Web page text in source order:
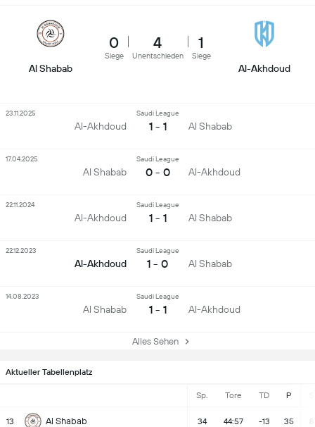
Aktueller Tabellenplatz
Sp. Tore TD P
13 Al Shabab 34 44:57 -13 35 8
Al Shabab
0
Siege
4
Unentschieden
1
Siege
Al-Akhdoud
Al-Akhdoud
Saudi League
1 - 1 Al Shabab
23.11.2025
Al Shabab
Saudi League
0 - 0 Al-Akhdoud
17.04.2025
Al-Akhdoud
Saudi League
1 - 1 Al Shabab
22.11.2024
Al-Akhdoud
Saudi League
1 - 0 Al Shabab
22.12.2023
Al Shabab
Saudi League
1 - 1 Al-Akhdoud
14.08.2023
Alles Sehen